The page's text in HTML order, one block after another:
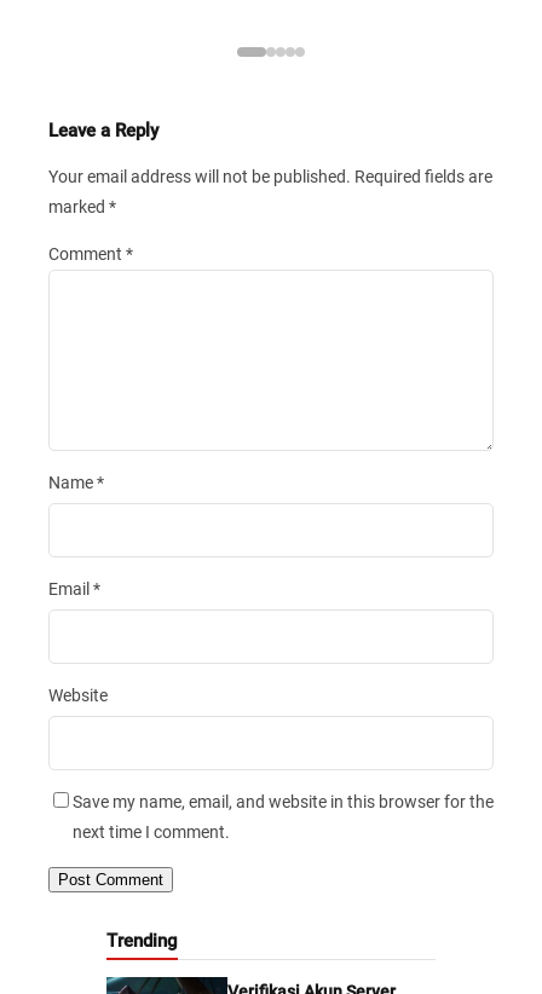
Leave a Reply
Your email address will not be published. Required fields are
marked *
Comment *
Name*
Email *
Website
Save my name, email, and website in this browser for the
next time I comment.
Trending